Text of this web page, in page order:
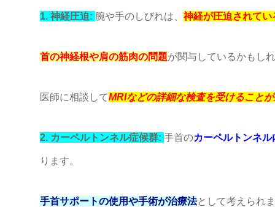
1. 神経圧迫: 腕や手のしびれは、神経が圧迫されてい
首の神経根や肩の筋肉の問題が関与しているかもし
医師に相談してMRIなどの詳細な検査を受けること
2. カーペルトンネル症候群: 手首のカーペルトンネ
ります。
手首サポートの使用や手術が治療法として考えられ